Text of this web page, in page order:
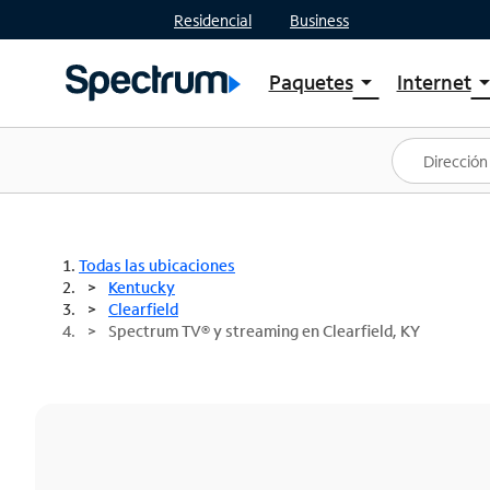
Residencial Business
Paquetesarrow_drop_down
Ver paquetes
Spectrum One
Mejores ofertas
Internetarrow_drop_down
Planes
Todas las ubicaciones
Kentucky
Clearfield
Spectrum TV® y streaming en Clearfield, KY